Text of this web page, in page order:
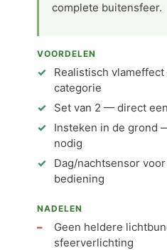
complete buitensfeer.
VOORDELEN
Realistisch
categorie
Set van 2 — direct
Insteken in de grond
nodig
Dag/nachtsensor
bediening
NADELEN
Geen heldere
sfeerverlichting